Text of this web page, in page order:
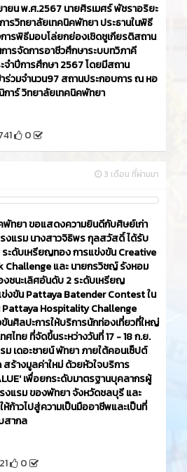
ยน พ.ศ.2567 นายศิรเมศร์ พัชราอริยะ
รวิทยาลัยเทคนิคพัทยา ประธานในพิธี
ารพิธีมอบโล่ยกย่องเชิดชูเกียรติสถาน
ารจัดการอาชีวศึกษาระบบทวิภาคี
ำปีการศึกษา 2567 โดยมีสถาน
ร่วมจำนวน97 สถานประกอบการ ณ หอ
าร์ วิทยาลัยเทคนิคพัทยา
0
3 เดือน ที่ผ่านมา